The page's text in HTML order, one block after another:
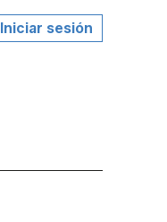
Iniciar sesión